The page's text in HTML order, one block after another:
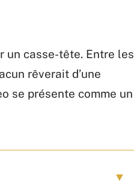
un casse-tête. Entre les
rêverait d’une
se présente comme un